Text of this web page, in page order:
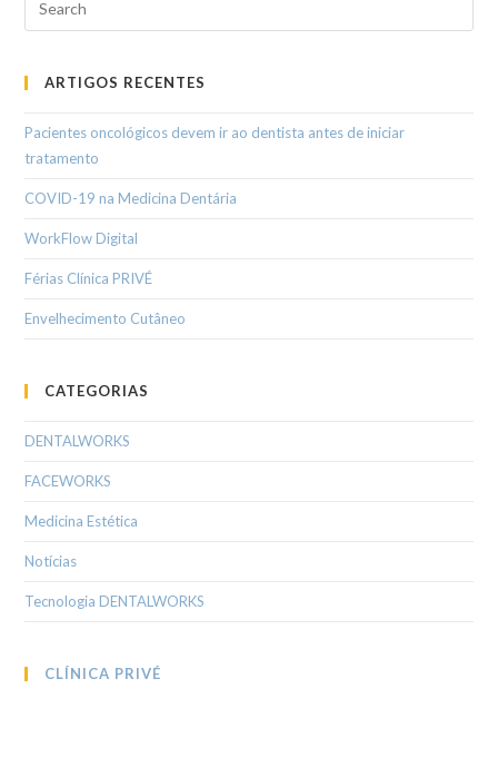
ARTIGOS RECENTES
Pacientes oncológicos devem ir ao dentista antes de iniciar
tratamento
COVID-19 na Medicina Dentária
WorkFlow Digital
Férias Clínica PRIVÉ
Envelhecimento Cutâneo
CATEGORIAS
DENTALWORKS
FACEWORKS
Medicina Estética
Notícias
Tecnologia DENTALWORKS
CLÍNICA PRIVÉ